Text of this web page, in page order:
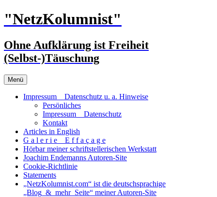
Zum
Inhalt
"NetzKolumnist"
Ohne Aufklärung ist Freiheit
(Selbst-)Täuschung
Menü
Impressum _ Datenschutz u. a. Hinweise
Persönliches
Impressum _ Datenschutz
Kontakt
Articles in English
G a l e r i e _ E f f a ç a g e
Hörbar meiner schriftstellerischen Werkstatt
Joachim Endemanns Autoren-Site
Cookie-Richtlinie
Statements
„NetzKolumnist.com“ ist die deutschsprachige
„Blog_&_mehr_Seite“ meiner Autoren-Site